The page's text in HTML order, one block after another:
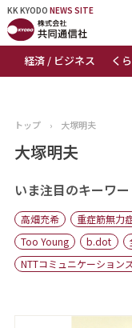
KK KYODO NEWS SITE
経済 / ビジネス く
KK KYODONEWS SITE
トップページ
ニュース
おすすめコンテンツ
出版物
会社概要
トップ › 大塚明夫
大塚明夫
いま注目のキーワ
高畑充希 重症筋無力
Too Young
b.dot
NTTコミュニケーション